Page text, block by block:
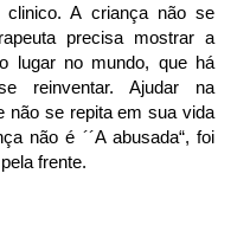
A criança não se
precisa mostrar a
lugar no mundo, que há
reinventar. Ajudar na
não se repita em sua vida
não é ´´A abusada“, foi
frente.